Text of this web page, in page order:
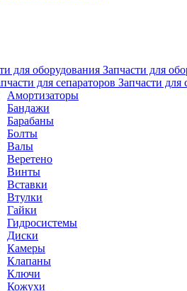
Запчасти для
Запчасти для
Амортизаторы
Бандажи
Барабаны
Болты
Валы
Веретено
Винты
Вставки
Втулки
Гайки
Гидросистемы
Диски
Камеры
Клапаны
Ключи
Кожухи